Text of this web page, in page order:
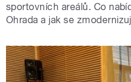
sportovních areálů. Co
Ohrada a jak se